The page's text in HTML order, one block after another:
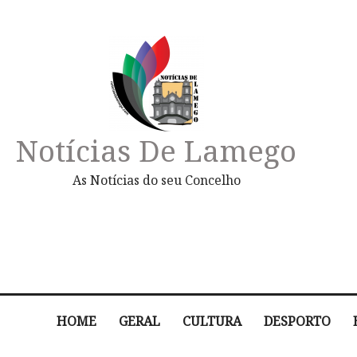
Notícias De Lamego
As Notícias do seu Concelho
HOME GERAL CULTURA DESPORTO